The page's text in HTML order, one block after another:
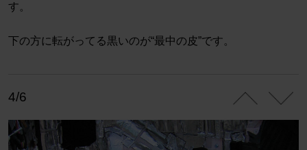
す。
下の方に転がってる黒いのが“最中の皮”です。
4/6